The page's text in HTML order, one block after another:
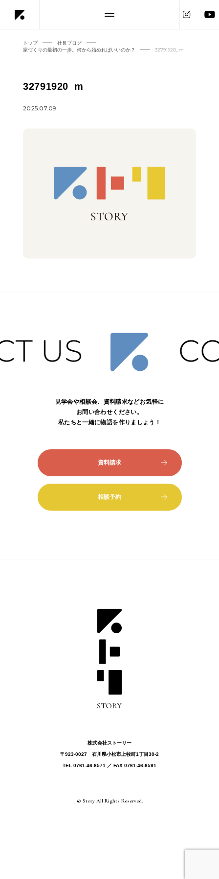
トップ
社長ブログ
家づくりの最初の一歩。何から始めればいいのか？
32791920_m
32791920_m
2025.07.09
見学会や相談会、資料請求などお気軽に
お問い合わせください。
私たちと一緒に物語を作りましょう！
資料請求
相談予約
株式会社ストーリー
〒923-0027 ⽯川県⼩松市上牧町1丁目30-2
TEL 0761-46-6571 ／ FAX 0761-46-6591
© Story All Rights Reserved.